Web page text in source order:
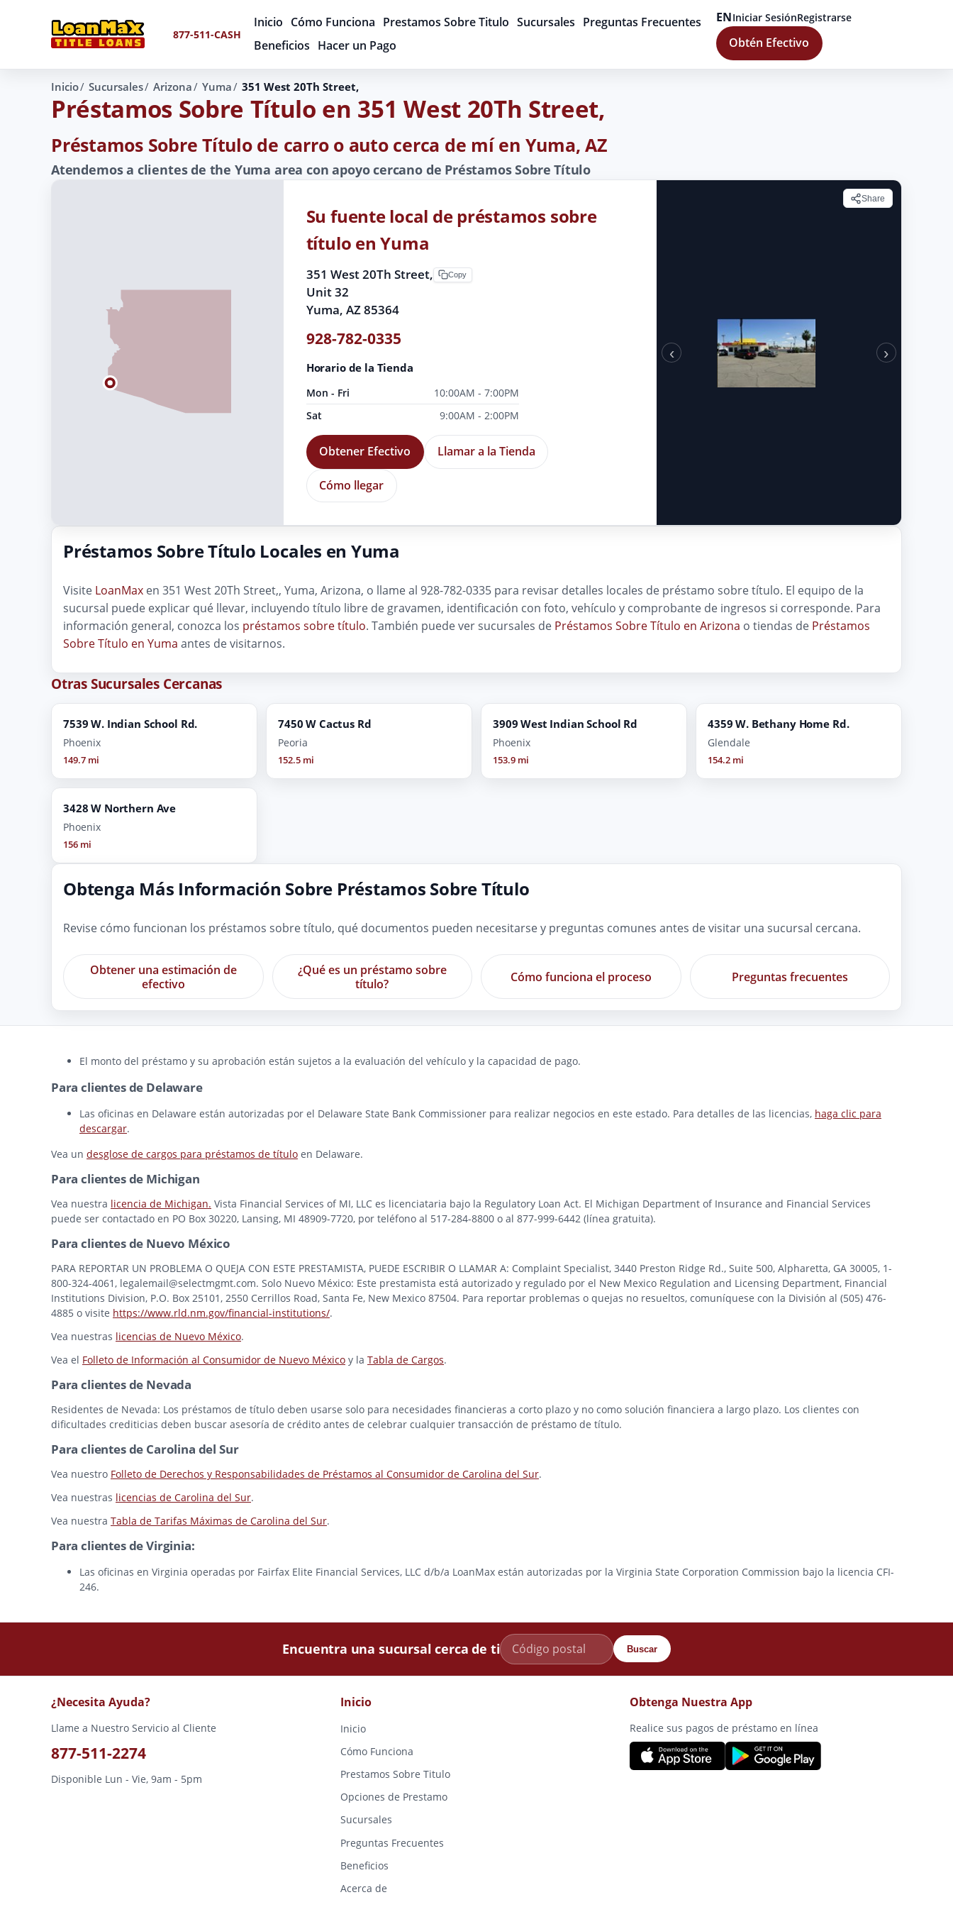
877-511-CASH
Inicio Cómo Funciona Prestamos Sobre Titulo Sucursales Preguntas Frecuentes
Beneficios Hacer un Pago
ENIniciar SesiónRegistrarse
Obtén Efectivo
Inicio Sucursales Arizona Yuma 351 West 20Th Street,
Préstamos Sobre Título en 351 West 20Th Street,
Préstamos Sobre Título de carro o auto cerca de mí en Yuma, AZ
Atendemos a clientes de the Yuma area con apoyo cercano de Préstamos Sobre Título
Share
‹ ›
Su fuente local de préstamos sobre
título en Yuma
351 West 20Th Street,
Unit 32
Yuma, AZ 85364
Copy
928-782-0335
Horario de la Tienda
Mon - Fri
10:00AM - 7:00PM
Sat
9:00AM - 2:00PM
Obtener Efectivo Llamar a la Tienda
Cómo llegar
Préstamos Sobre Título Locales en Yuma
Visite LoanMax en 351 West 20Th Street,, Yuma, Arizona, o llame al 928-782-0335 para revisar detalles locales de préstamo sobre título. El equipo de la
sucursal puede explicar qué llevar, incluyendo título libre de gravamen, identificación con foto, vehículo y comprobante de ingresos si corresponde. Para
información general, conozca los préstamos sobre título. También puede ver sucursales de Préstamos Sobre Título en Arizona o tiendas de Préstamos
Sobre Título en Yuma antes de visitarnos.
Otras Sucursales Cercanas
7539 W. Indian School Rd.
Phoenix
149.7 mi
7450 W Cactus Rd
Peoria
152.5 mi
3909 West Indian School Rd
Phoenix
153.9 mi
4359 W. Bethany Home Rd.
Glendale
154.2 mi
3428 W Northern Ave
Phoenix
156 mi
Obtenga Más Información Sobre Préstamos Sobre Título
Revise cómo funcionan los préstamos sobre título, qué documentos pueden necesitarse y preguntas comunes antes de visitar una sucursal cercana.
Obtener una estimación de
efectivo
¿Qué es un préstamo sobre
título?
Cómo funciona el proceso Preguntas frecuentes
El monto del préstamo y su aprobación están sujetos a la evaluación del vehículo y la capacidad de pago.
Para clientes de Delaware
Las oficinas en Delaware están autorizadas por el Delaware State Bank Commissioner para realizar negocios en este estado. Para detalles de las licencias, haga clic para
descargar.
Vea un desglose de cargos para préstamos de título en Delaware.
Para clientes de Michigan
Vea nuestra licencia de Michigan. Vista Financial Services of MI, LLC es licenciataria bajo la Regulatory Loan Act. El Michigan Department of Insurance and Financial Services
puede ser contactado en PO Box 30220, Lansing, MI 48909-7720, por teléfono al 517-284-8800 o al 877-999-6442 (línea gratuita).
Para clientes de Nuevo México
PARA REPORTAR UN PROBLEMA O QUEJA CON ESTE PRESTAMISTA, PUEDE ESCRIBIR O LLAMAR A: Complaint Specialist, 3440 Preston Ridge Rd., Suite 500, Alpharetta, GA 30005, 1-
800-324-4061, legalemail@selectmgmt.com. Solo Nuevo México: Este prestamista está autorizado y regulado por el New Mexico Regulation and Licensing Department, Financial
Institutions Division, P.O. Box 25101, 2550 Cerrillos Road, Santa Fe, New Mexico 87504. Para reportar problemas o quejas no resueltos, comuníquese con la División al (505) 476-
4885 o visite https://www.rld.nm.gov/financial-institutions/.
Vea nuestras licencias de Nuevo México.
Vea el Folleto de Información al Consumidor de Nuevo México y la Tabla de Cargos.
Para clientes de Nevada
Residentes de Nevada: Los préstamos de título deben usarse solo para necesidades financieras a corto plazo y no como solución financiera a largo plazo. Los clientes con
dificultades crediticias deben buscar asesoría de crédito antes de celebrar cualquier transacción de préstamo de título.
Para clientes de Carolina del Sur
Vea nuestro Folleto de Derechos y Responsabilidades de Préstamos al Consumidor de Carolina del Sur.
Vea nuestras licencias de Carolina del Sur.
Vea nuestra Tabla de Tarifas Máximas de Carolina del Sur.
Para clientes de Virginia:
Las oficinas en Virginia operadas por Fairfax Elite Financial Services, LLC d/b/a LoanMax están autorizadas por la Virginia State Corporation Commission bajo la licencia CFI-
246.
Encuentra una sucursal cerca de ti Buscar
¿Necesita Ayuda?
Llame a Nuestro Servicio al Cliente
877-511-2274
Disponible Lun - Vie, 9am - 5pm
Inicio
Inicio
Cómo Funciona
Prestamos Sobre Titulo
Opciones de Prestamo
Sucursales
Preguntas Frecuentes
Beneficios
Acerca de
Obtenga Nuestra App
Realice sus pagos de préstamo en línea